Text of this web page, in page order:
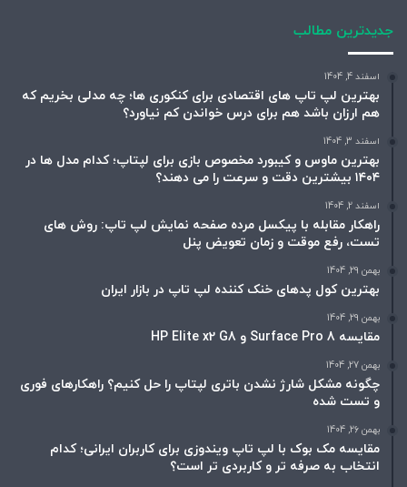
جدیدترین مطالب
اسفند 4, 1404
بهترین لپ تاپ های اقتصادی برای کنکوری ها؛ چه مدلی بخریم که
هم ارزان باشد هم برای درس خواندن کم نیاورد؟
اسفند 3, 1404
بهترین ماوس و کیبورد مخصوص بازی برای لپتاپ؛ کدام مدل ها در
۱۴۰۴ بیشترین دقت و سرعت را می دهند؟
اسفند 2, 1404
راهکار مقابله با پیکسل مرده صفحه نمایش لپ تاپ: روش های
تست، رفع موقت و زمان تعویض پنل
بهمن 29, 1404
بهترین کول پدهای خنک کننده لپ تاپ در بازار ایران
بهمن 29, 1404
مقایسه Surface Pro 8 و HP Elite x2 G8
بهمن 27, 1404
چگونه مشکل شارژ نشدن باتری لپتاپ را حل کنیم؟ راهکارهای فوری
و تست شده
بهمن 26, 1404
مقایسه مک بوک با لپ تاپ ویندوزی برای کاربران ایرانی؛ کدام
انتخاب به صرفه تر و کاربردی تر است؟